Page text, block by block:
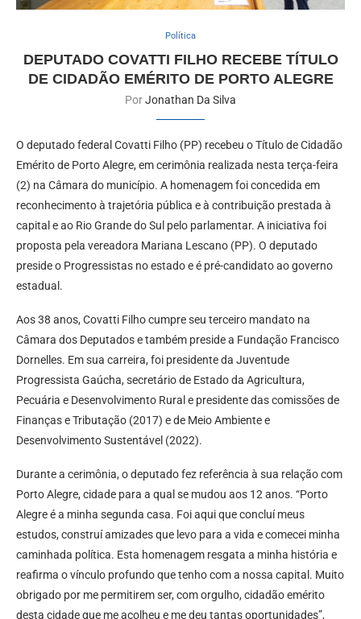
Política
DEPUTADO COVATTI FILHO RECEBE TÍTULO
DE CIDADÃO EMÉRITO DE PORTO ALEGRE
PorJonathan Da Silva
O deputado federal Covatti Filho (PP) recebeu o Título de Cidadão
Emérito de Porto Alegre, em cerimônia realizada nesta terça-feira
(2) na Câmara do município. A homenagem foi concedida em
reconhecimento à trajetória pública e à contribuição prestada à
capital e ao Rio Grande do Sul pelo parlamentar. A iniciativa foi
proposta pela vereadora Mariana Lescano (PP). O deputado
preside o Progressistas no estado e é pré-candidato ao governo
estadual.
Aos 38 anos, Covatti Filho cumpre seu terceiro mandato na
Câmara dos Deputados e também preside a Fundação Francisco
Dornelles. Em sua carreira, foi presidente da Juventude
Progressista Gaúcha, secretário de Estado da Agricultura,
Pecuária e Desenvolvimento Rural e presidente das comissões de
Finanças e Tributação (2017) e de Meio Ambiente e
Desenvolvimento Sustentável (2022).
Durante a cerimônia, o deputado fez referência à sua relação com
Porto Alegre, cidade para a qual se mudou aos 12 anos. “Porto
Alegre é a minha segunda casa. Foi aqui que concluí meus
estudos, construí amizades que levo para a vida e comecei minha
caminhada política. Esta homenagem resgata a minha história e
reafirma o vínculo profundo que tenho com a nossa capital. Muito
obrigado por me permitirem ser, com orgulho, cidadão emérito
desta cidade que me acolheu e me deu tantas oportunidades”,